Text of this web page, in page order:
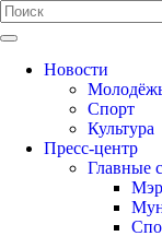
Новости
Спорт
Культура
Пресс-центр
Главные